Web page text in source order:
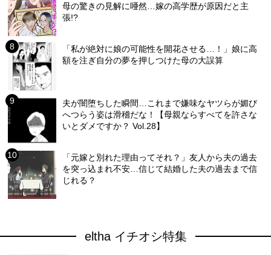
母の驚きの見解に唖然…嫁の高学歴が原因だと主
張!?
「私が絶対に娘の可能性を開花させる…！」娘に高
額を注ぎ自分の夢を押しつけた母の大誤算
夫が闇堕ちした瞬間…これまで嫌味なヤツらが媚び
へつらう姿は滑稽だな！【母親ならすべてを許さな
いとダメですか？ Vol.28】
「元嫁と別れた理由ってそれ？」友人から夫の過去
を突っ込まれ不安…信じて結婚した夫の過去まで信
じれる？
eltha イチオシ特集